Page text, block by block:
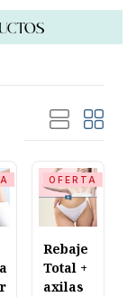
OFERTA
Rebaje
Total +
axilas